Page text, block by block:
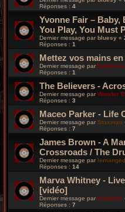
Réponses : 4
Yvonne Fair ‎– Baby,
You Play, You Must
Dernier message par bluesy «
Réponses : 1
Mettez vos mains
Dernier message par funkiness
Réponses : 1
The Believers -
Dernier message parWonder B
Réponses : 3
Maceo Parker - Life
Dernier message par Staxman
Réponses : 7
James Brown - A
Crossroads / The
Dernier message par
Réponses : 14
Marva Whitney -
[vidéo]
Dernier message par silverfox
Réponses : 7